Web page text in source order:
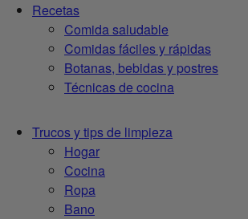
Recetas
Comida saludable
Comidas fáciles y rápidas
Botanas, bebidas y postres
Técnicas de cocina
Trucos y tips de limpieza
Hogar
Cocina
Ropa
Bano